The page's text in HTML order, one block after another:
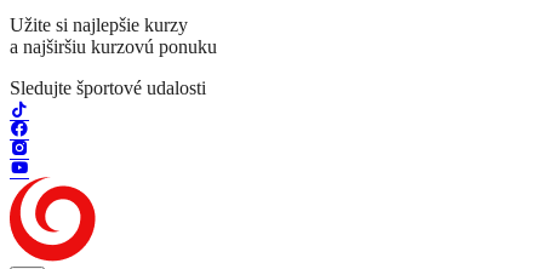
Užite si najlepšie kurzy
a najširšiu kurzovú ponuku
Sledujte športové udalosti